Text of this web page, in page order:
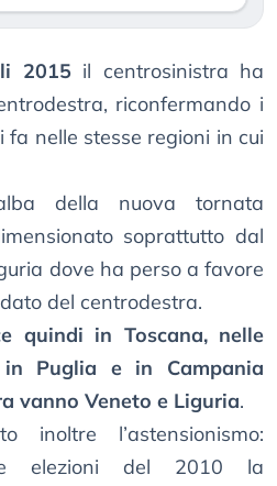
2015 il centrosinistra ha
riconfermando i
nelle stesse regioni in cui
della nuova tornata
soprattutto dal
dove ha perso a favore
del centrodestra.
quindi in Toscana, nelle
Puglia e in Campania
vanno Veneto e Liguria.
inoltre l’astensionismo:
elezioni del 2010 la